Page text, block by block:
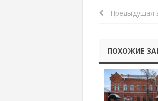
Предыдущая
ПОХОЖИЕ